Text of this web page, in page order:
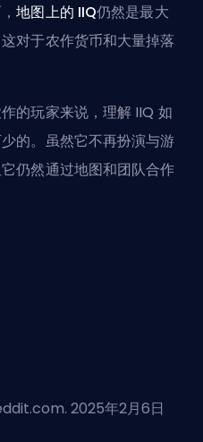
地图上的 IIQ仍然是最大
对于农作货币和大量掉落
的玩家来说，理解 IIQ 如
的。虽然它不再扮演与游
仍然通过地图和团队合作
2025年2月6日